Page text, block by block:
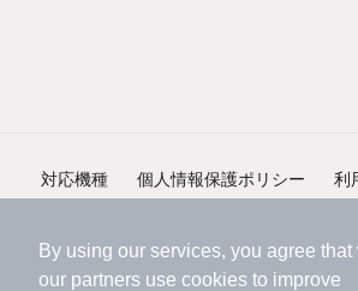
By using our services, you agree that
our partners use cookies to improve
対応機種 個人情報保護ポリシー 利